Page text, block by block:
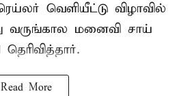
வெளியீட்டு விழாவில்
வருங்கால மனைவி சாய்
Read More